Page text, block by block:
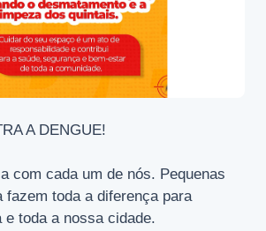
A DENGUE!
com cada um de nós. Pequenas
fazem toda a diferença para
toda a nossa cidade.